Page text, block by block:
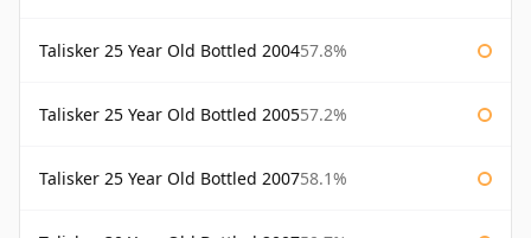
Talisker 25 Year Old Bottled 200457.8%
Talisker 25 Year Old Bottled 200557.2%
Talisker 25 Year Old Bottled 200758.1%